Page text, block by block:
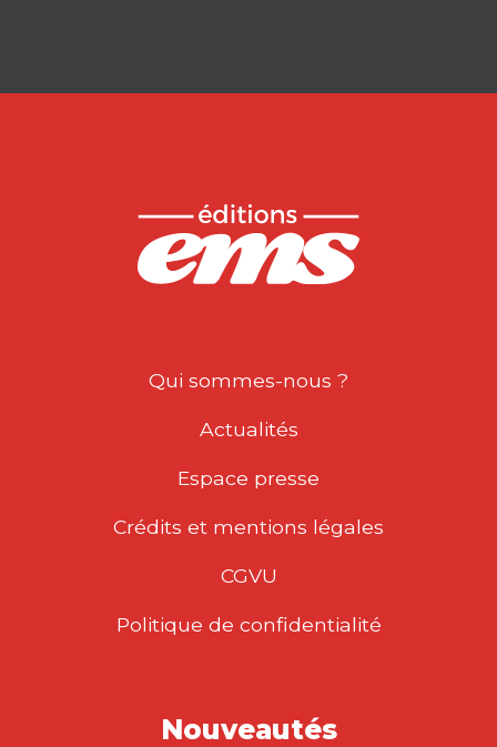
Qui sommes-nous ?
Actualités
Espace presse
Crédits et mentions légales
CGVU
Politique de confidentialité
Nouveautés